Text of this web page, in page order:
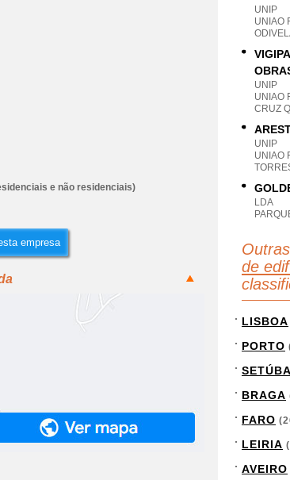
e não residenciais)
empresa
UNIP
UNIAO
UNIP
UNIAO
CRUZ
UNIP
UNIAO
LDA
de
LISBOA
PORTO
BRAGA
FARO
LEIRIA
AVEIRO